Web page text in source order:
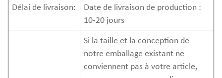
Délai de livraison:
Date de livraison de production :
10-20 jours
Si la taille et la conception de
notre emballage existant ne
conviennent pas à votre article,